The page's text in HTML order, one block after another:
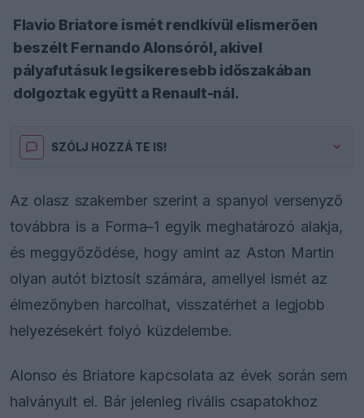
Flavio Briatore ismét rendkívül elismerően
beszélt Fernando Alonsóról, akivel
pályafutásuk legsikeresebb időszakában
dolgoztak együtt a Renault-nál.
SZÓLJ HOZZÁ TE IS!
Az olasz szakember szerint a spanyol versenyző
továbbra is a Forma–1 egyik meghatározó alakja,
és meggyőződése, hogy amint az Aston Martin
olyan autót biztosít számára, amellyel ismét az
élmezőnyben harcolhat, visszatérhet a legjobb
helyezésekért folyó küzdelembe.
Alonso és Briatore kapcsolata az évek során sem
halványult el. Bár jelenleg rivális csapatokhoz